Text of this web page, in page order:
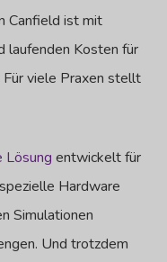
Canfield ist mit
laufenden Kosten für
viele Praxen stellt
Lösung entwickelt für
Hardware
Simulationen
Und trotzdem